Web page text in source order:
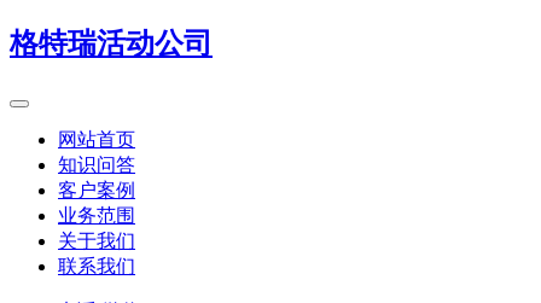
格特瑞活动公司
网站首页
知识问答
客户案例
业务范围
关于我们
联系我们